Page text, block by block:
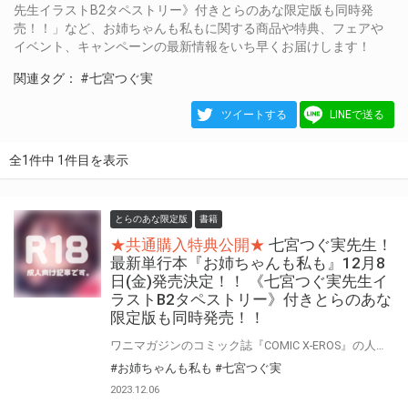
先生イラストB2タペストリー》付きとらのあな限定版も同時発
売！！」など、お姉ちゃんも私もに関する商品や特典、フェアや
イベント、キャンペーンの最新情報をいち早くお届けします！
関連タグ： #七宮つぐ実
ツイートする LINEで送る
全1件中 1件目を表示
とらのあな限定版 書籍
★共通購入特典公開★ 七宮つぐ実先生！
最新単行本『お姉ちゃんも私も』12月8
日(金)発売決定！！ 《七宮つぐ実先生イ
ラストB2タペストリー》付きとらのあな
限定版も同時発売！！
#お姉ちゃんも私も #七宮つぐ実
2023.12.06